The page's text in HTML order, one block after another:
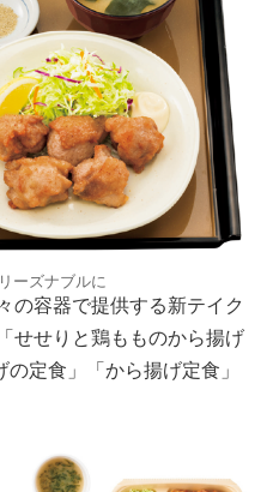
ーズナブルに
容器で提供する新テイク
せせりと鶏もものから揚げ
定食」「から揚げ定食」